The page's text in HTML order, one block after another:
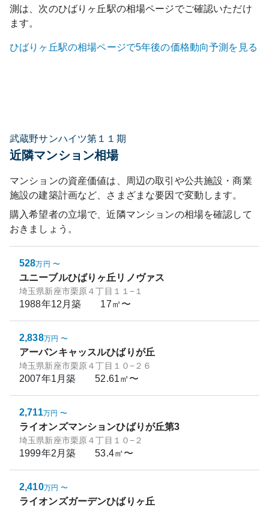
測は、次のひばりヶ丘駅の相場ページでご確認いただけ
ます。
ひばりヶ丘駅の相場ページで5年後の価格動向予測を見る
武蔵野サンハイツ第１１期
近隣マンション相場
マンションの資産価値は、周辺の取引や公共施設・商業
施設の建築計画など、さまざまな要因で変動します。
購入希望者の立場で、近隣マンションの相場を確認して
おきましょう。
528万円 〜
ユニーブルひばりヶ丘リノヴァス
埼玉県新座市栗原４丁目１１−１
1988年12月築 17㎡〜
2,838万円 〜
アーバンキャッスルひばりが丘
埼玉県新座市栗原４丁目１０−２６
2007年1月築 52.61㎡〜
2,711万円 〜
ライオンズマンションひばりが丘第3
埼玉県新座市栗原４丁目１０−２
1999年2月築 53.4㎡〜
2,410万円 〜
ライオンズガーデンひばりヶ丘